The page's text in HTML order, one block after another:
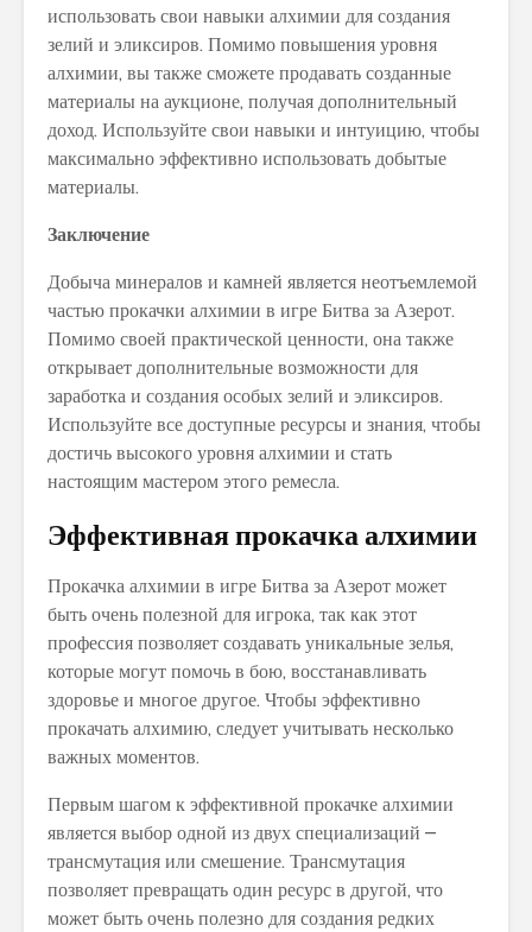
использовать свои навыки алхимии для создания
зелий и эликсиров. Помимо повышения уровня
алхимии, вы также сможете продавать созданные
материалы на аукционе, получая дополнительный
доход. Используйте свои навыки и интуицию, чтобы
максимально эффективно использовать добытые
материалы.
Заключение
Добыча минералов и камней является неотъемлемой
частью прокачки алхимии в игре Битва за Азерот.
Помимо своей практической ценности, она также
открывает дополнительные возможности для
заработка и создания особых зелий и эликсиров.
Используйте все доступные ресурсы и знания, чтобы
достичь высокого уровня алхимии и стать
настоящим мастером этого ремесла.
Эффективная прокачка алхимии
Прокачка алхимии в игре Битва за Азерот может
быть очень полезной для игрока, так как этот
профессия позволяет создавать уникальные зелья,
которые могут помочь в бою, восстанавливать
здоровье и многое другое. Чтобы эффективно
прокачать алхимию, следует учитывать несколько
важных моментов.
Первым шагом к эффективной прокачке алхимии
является выбор одной из двух специализаций –
трансмутация или смешение. Трансмутация
позволяет превращать один ресурс в другой, что
может быть очень полезно для создания редких